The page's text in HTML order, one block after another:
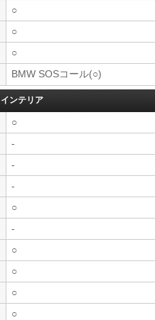
○
○
○
BMW SOSコール(○)
インテリア
○
-
-
-
○
-
○
○
○
○